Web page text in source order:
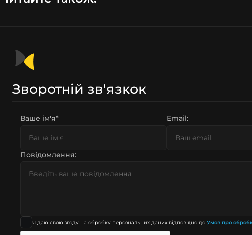
Зворотній зв'язкок
Ваше ім'я* Email:
Повідомлення:
Я даю свою згоду на обробку персональних даних відповідно до Умов про